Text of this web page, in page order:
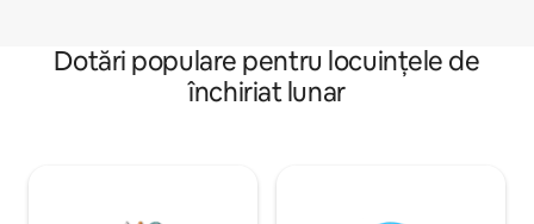
Dotări populare pentru locuințele de
închiriat lunar